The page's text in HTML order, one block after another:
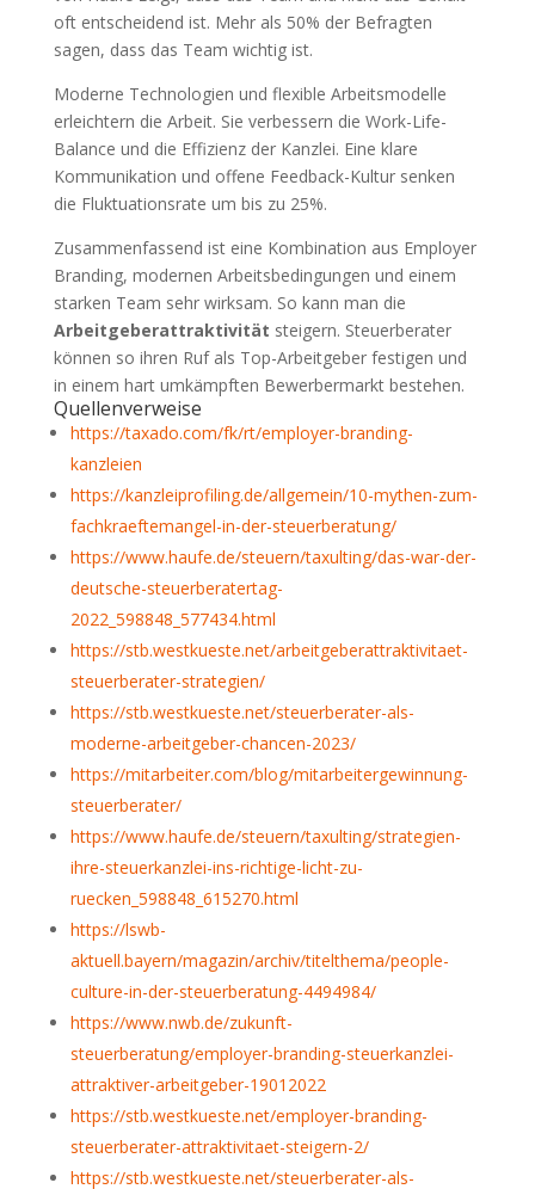
oft entscheidend ist. Mehr als 50% der Befragten
sagen, dass das Team wichtig ist.
Moderne Technologien und flexible Arbeitsmodelle
erleichtern die Arbeit. Sie verbessern die Work-Life-
Balance und die Effizienz der Kanzlei. Eine klare
Kommunikation und offene Feedback-Kultur senken
die Fluktuationsrate um bis zu 25%.
Zusammenfassend ist eine Kombination aus Employer
Branding, modernen Arbeitsbedingungen und einem
starken Team sehr wirksam. So kann man die
Arbeitgeberattraktivität steigern. Steuerberater
können so ihren Ruf als Top-Arbeitgeber festigen und
in einem hart umkämpften Bewerbermarkt bestehen.
Quellenverweise
https://taxado.com/fk/rt/employer-branding-
kanzleien
https://kanzleiprofiling.de/allgemein/10-mythen-zum-
fachkraeftemangel-in-der-steuerberatung/
https://www.haufe.de/steuern/taxulting/das-war-der-
deutsche-steuerberatertag-
2022_598848_577434.html
https://stb.westkueste.net/arbeitgeberattraktivitaet-
steuerberater-strategien/
https://stb.westkueste.net/steuerberater-als-
moderne-arbeitgeber-chancen-2023/
https://mitarbeiter.com/blog/mitarbeitergewinnung-
steuerberater/
https://www.haufe.de/steuern/taxulting/strategien-
ihre-steuerkanzlei-ins-richtige-licht-zu-
ruecken_598848_615270.html
https://lswb-
aktuell.bayern/magazin/archiv/titelthema/people-
culture-in-der-steuerberatung-4494984/
https://www.nwb.de/zukunft-
steuerberatung/employer-branding-steuerkanzlei-
attraktiver-arbeitgeber-19012022
https://stb.westkueste.net/employer-branding-
steuerberater-attraktivitaet-steigern-2/
https://stb.westkueste.net/steuerberater-als-